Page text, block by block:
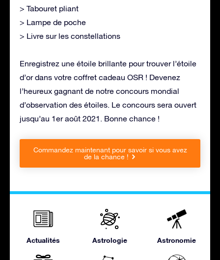
> Tabouret pliant
> Lampe de poche
> Livre sur les constellations
Enregistrez une étoile brillante pour trouver l’étoile
d’or dans votre coffret cadeau OSR ! Devenez
l’heureux gagnant de notre concours mondial
d’observation des étoiles. Le concours sera ouvert
jusqu’au 1er août 2021. Bonne chance !
Commandez maintenant pour savoir si vous avez
de la chance !
Actualités Astrologie Astronomie